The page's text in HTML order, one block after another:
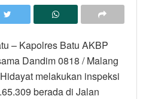
– Kapolres Batu AKBP
Dandim 0818 / Malang
melakukan inspeksi
berada di Jalan